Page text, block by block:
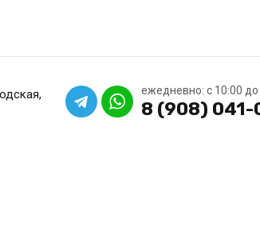
ежедневно: с 10:00 до
8 (908)